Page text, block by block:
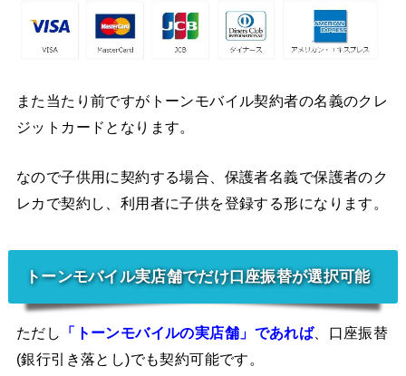
また当たり前ですがトーンモバイル契約者の名義のクレ
ジットカードとなります。
なので子供用に契約する場合、保護者名義で保護者のク
レカで契約し、利用者に子供を登録する形になります。
トーンモバイル実店舗でだけ口座振替が選択可能
ただし 「トーンモバイルの実店舗」であれば、口座振替
(銀行引き落とし)でも契約可能です。